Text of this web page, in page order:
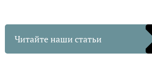
Читайте наши статьи